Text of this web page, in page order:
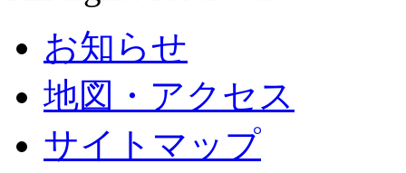
お知らせ
地図・アクセス
サイトマップ